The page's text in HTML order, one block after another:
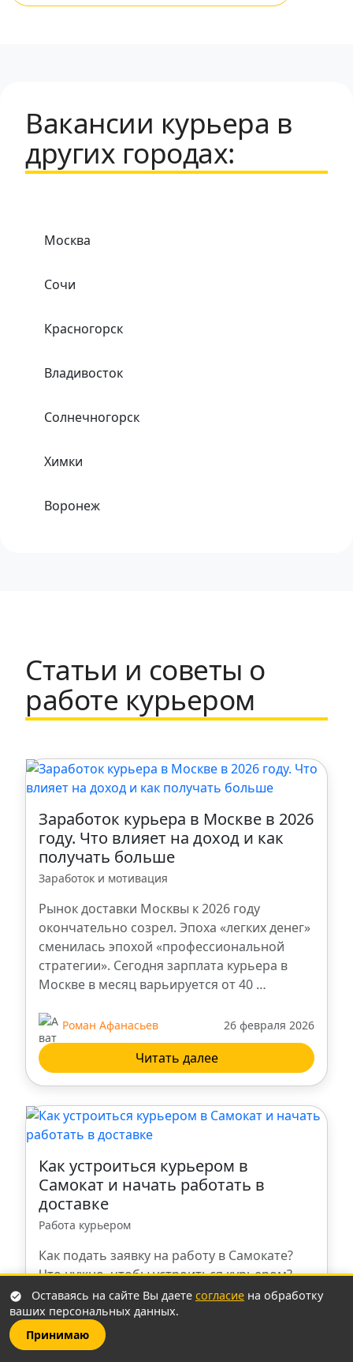
Вакансии курьера в
других городах:
Москва
Сочи
Красногорск
Владивосток
Солнечногорск
Химки
Воронеж
Набережные Челны
Санкт-Петербург
Казань
Ростов-на-Дону
Ступино
Ульяновск
Ханты-Мансийск
Брянск
Владикавказ
Нальчик
Пенза
Калуга
Тольятти
Сургут
Статьи и советы о
работе курьером
Заработок курьера в Москве в 2026
году. Что влияет на доход и как
получать больше
Заработок и мотивация
Рынок доставки Москвы к 2026 году
окончательно созрел. Эпоха «легких денег»
сменилась эпохой «профессиональной
стратегии». Сегодня зарплата курьера в
Москве в месяц варьируется от 40 …
Роман Афанасьев 26 февраля 2026
Читать далее
Как устроиться курьером в
Самокат и начать работать в
доставке
Работа курьером
Как подать заявку на работу в Самокате?
Что нужно, чтобы устроиться курьером?
Вакансии для самозанятых, на авто, пешком
или на велосипеде. Официальное
трудоустройство и условия.
Оставаясь на сайте Вы даете согласие на обработку
ваших персональных данных.
Принимаю